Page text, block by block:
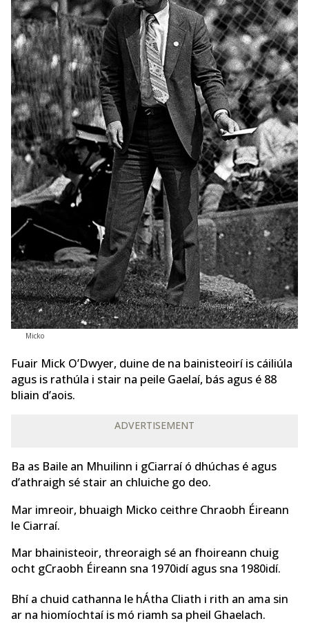
Micko
Fuair Mick O’Dwyer, duine de na bainisteoirí is cáiliúla
agus is rathúla i stair na peile Gaelaí, bás agus é 88
bliain d’aois.
ADVERTISEMENT
Ba as Baile an Mhuilinn i gCiarraí ó dhúchas é agus
d’athraigh sé stair an chluiche go deo.
Mar imreoir, bhuaigh Micko ceithre Chraobh Éireann
le Ciarraí.
Mar bhainisteoir, threoraigh sé an fhoireann chuig
ocht gCraobh Éireann sna 1970idí agus sna 1980idí.
Bhí a chuid cathanna le hÁtha Cliath i rith an ama sin
ar na hiomíochtaí is mó riamh sa pheil Ghaelach.